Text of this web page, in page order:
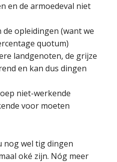
en de armoedeval niet
de opleidingen (want we
quotum)
landgenoten, de grijze
en kan dus dingen
niet-werkende
voor moeten
nog wel tig dingen
oké zijn. Nóg meer